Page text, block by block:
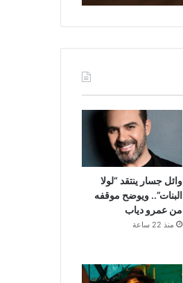
وائل جسار ينتقد “لولا
البنات”.. ويوضح موقفه
من عمرو دياب
منذ 22 ساعة